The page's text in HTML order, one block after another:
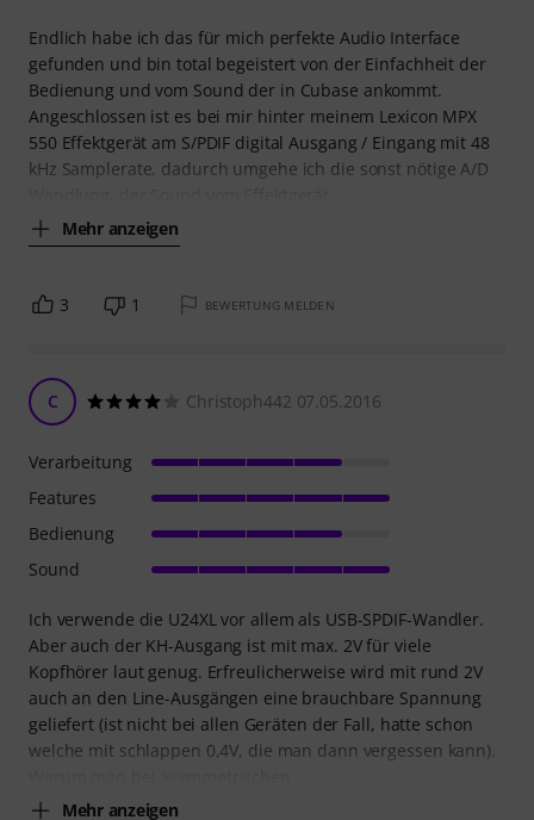
Endlich habe ich das für mich perfekte Audio Interface
gefunden und bin total begeistert von der Einfachheit der
Bedienung und vom Sound der in Cubase ankommt.
Angeschlossen ist es bei mir hinter meinem Lexicon MPX
550 Effektgerät am S/PDIF digital Ausgang / Eingang mit 48
kHz Samplerate, dadurch umgehe ich die sonst nötige A/D
Mehr anzeigen
3 1 BEWERTUNG MELDEN
C Christoph442 07.05.2016
Ich verwende die U24XL vor allem als USB-SPDIF-Wandler.
Aber auch der KH-Ausgang ist mit max. 2V für viele
Kopfhörer laut genug. Erfreulicherweise wird mit rund 2V
auch an den Line-Ausgängen eine brauchbare Spannung
geliefert (ist nicht bei allen Geräten der Fall, hatte schon
welche mit schlappen 0,4V, die man dann vergessen kann).
Mehr anzeigen
Verarbeitung
Features
Bedienung
Sound